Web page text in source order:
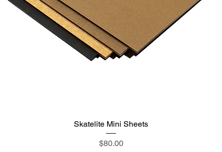
Skatelite Mini Sheets
価格
$80.00